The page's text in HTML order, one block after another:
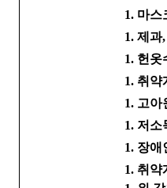
1. 마스
1. 제과,
1. 헌옷
1. 취약
1. 고아
1. 저소
1. 장애
1. 취약